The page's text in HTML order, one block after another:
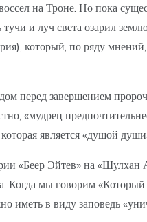
на Троне. Но пока
и луч света озарил
который, по ряду
перед завершением
«мудрец
является «душой
«Беер Эйтев» на «Шулхан
Когда мы говорим «Который
в виду заповедь